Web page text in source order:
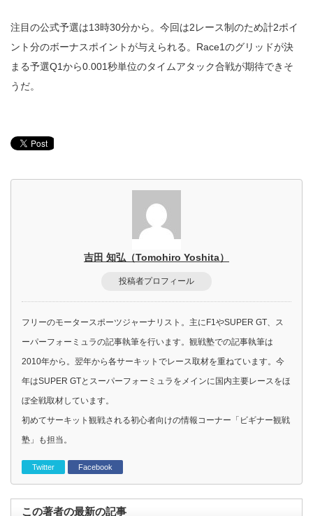
注目の公式予選は13時30分から。今回は2レース制のため計2ポイ
ント分のボーナスポイントが与えられる。Race1のグリッドが決
まる予選Q1から0.001秒単位のタイムアタック合戦が期待できそ
うだ。
吉田 知弘（Tomohiro Yoshita）
投稿者プロフィール
フリーのモータースポーツジャーナリスト。主にF1やSUPER GT、ス
ーパーフォーミュラの記事執筆を行います。観戦塾での記事執筆は
2010年から。翌年から各サーキットでレース取材を重ねています。今
年はSUPER GTとスーパーフォーミュラをメインに国内主要レースをほ
ぼ全戦取材しています。
初めてサーキット観戦される初心者向けの情報コーナー「ビギナー観戦
塾」も担当。
Twitter Facebook
この著者の最新の記事